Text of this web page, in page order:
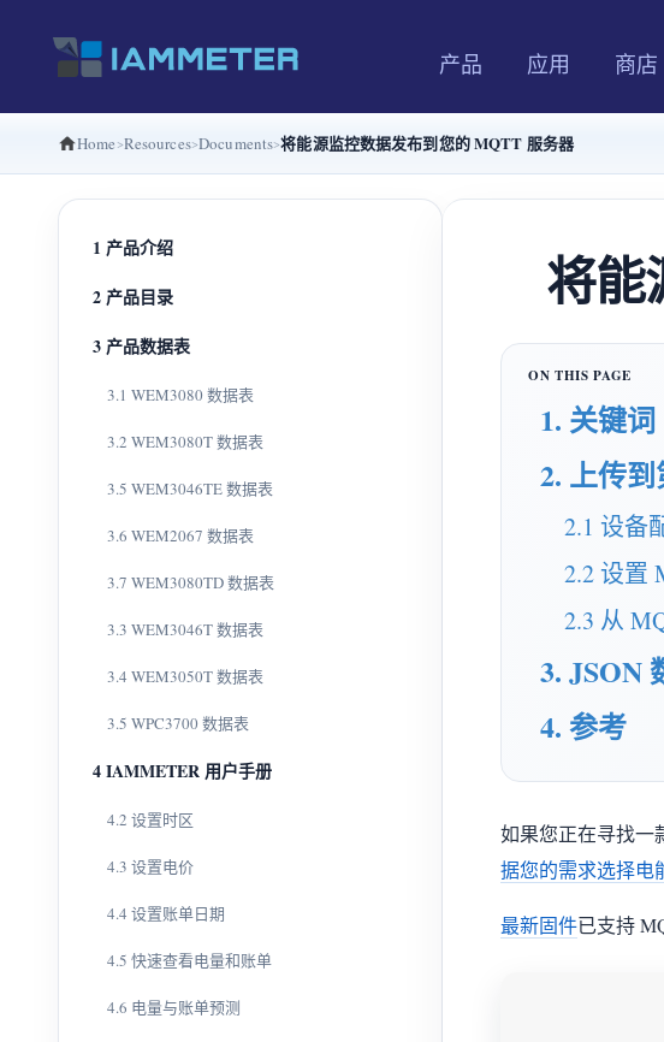
产品 应用 商店
Home Resources Documents 将能源监控数据发布到您的 MQTT 服务器
1 产品介绍
2 产品目录
3 产品数据表
3.1 WEM3080 数据表
3.2 WEM3080T 数据表
3.5 WEM3046TE 数据表
3.6 WEM2067 数据表
3.7 WEM3080TD 数据表
3.3 WEM3046T 数据表
3.4 WEM3050T 数据表
3.5 WPC3700 数据表
4 IAMMETER 用户手册
4.2 设置时区
4.3 设置电价
4.4 设置账单日期
4.5 快速查看电量和账单
4.6 电量与账单预测
将能
1. 关键词
2. 上传
2.1 设备
2.2 设置
2.3 从
3. JSON
4. 参考
如果您正在寻找一
据您的需求选择电
最新固件已支持